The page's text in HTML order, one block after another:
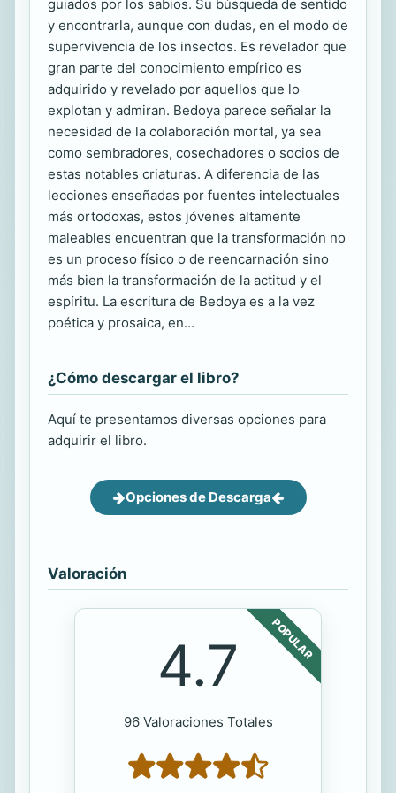
guiados por los sabios. Su búsqueda de sentido
y encontrarla, aunque con dudas, en el modo de
supervivencia de los insectos. Es revelador que
gran parte del conocimiento empírico es
adquirido y revelado por aquellos que lo
explotan y admiran. Bedoya parece señalar la
necesidad de la colaboración mortal, ya sea
como sembradores, cosechadores o socios de
estas notables criaturas. A diferencia de las
lecciones enseñadas por fuentes intelectuales
más ortodoxas, estos jóvenes altamente
maleables encuentran que la transformación no
es un proceso físico o de reencarnación sino
más bien la transformación de la actitud y el
espíritu. La escritura de Bedoya es a la vez
poética y prosaica, en...
¿Cómo descargar el libro?
Aquí te presentamos diversas opciones para
adquirir el libro.
Opciones de Descarga
Valoración
POPULAR
4.7
96 Valoraciones Totales